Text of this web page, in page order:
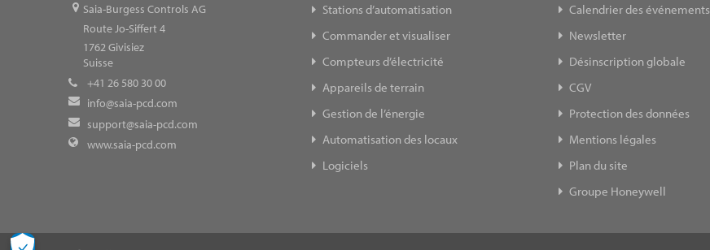
Saia-Burgess Controls AG
Route Jo-Siffert 4
1762Givisiez
Suisse
+41 26 580 30 00
info@saia-pcd.com
support@saia-pcd.com
www.saia-pcd.com
Stations d’automatisation
Commander et visualiser
Compteurs d’électricité
Appareils de terrain
Gestion de l’énergie
Automatisation des locaux
Logiciels
Calendrier des événements
Newsletter
Désinscription globale
CGV
Protection des données
Mentions légales
Plan du site
Groupe Honeywell